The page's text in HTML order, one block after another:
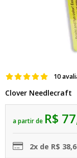
10
Clover Needlecraft
a partir de R$
2x de R$